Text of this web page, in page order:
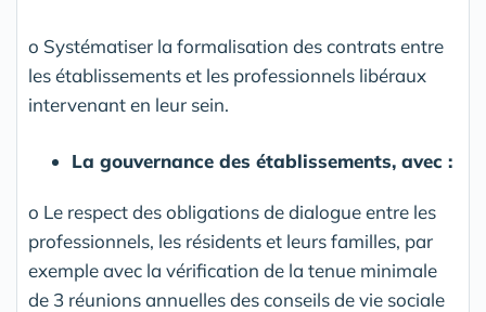
o Systématiser la formalisation des contrats entre
les établissements et les professionnels libéraux
intervenant en leur sein.
La gouvernance des établissements, avec :
o Le respect des obligations de dialogue entre les
professionnels, les résidents et leurs familles, par
exemple avec la vérification de la tenue minimale
de 3 réunions annuelles des conseils de vie sociale